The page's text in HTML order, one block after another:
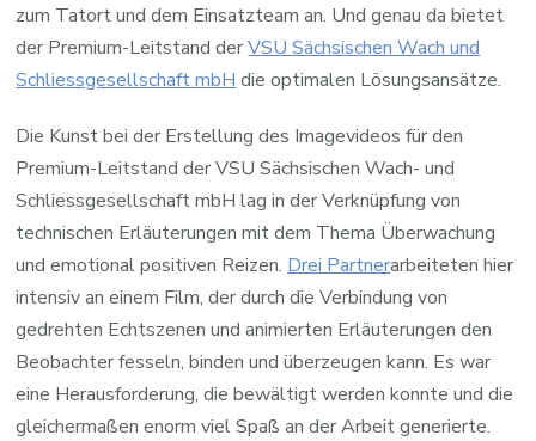
zum Tatort und dem Einsatzteam an. Und genau da bietet
der Premium-Leitstand derVSU Sächsischen Wach und
Schliessgesellschaft mbH die optimalen Lösungsansätze.
Die Kunst bei der Erstellung des Imagevideos für den
Premium-Leitstand der VSU Sächsischen Wach- und
Schliessgesellschaft mbH lag in der Verknüpfung von
technischen Erläuterungen mit dem Thema Überwachung
und emotional positiven Reizen. Drei Partnerarbeiteten hier
intensiv an einem Film, der durch die Verbindung von
gedrehten Echtszenen und animierten Erläuterungen den
Beobachter fesseln, binden und überzeugen kann. Es war
eine Herausforderung, die bewältigt werden konnte und die
gleichermaßen enorm viel Spaß an der Arbeit generierte.